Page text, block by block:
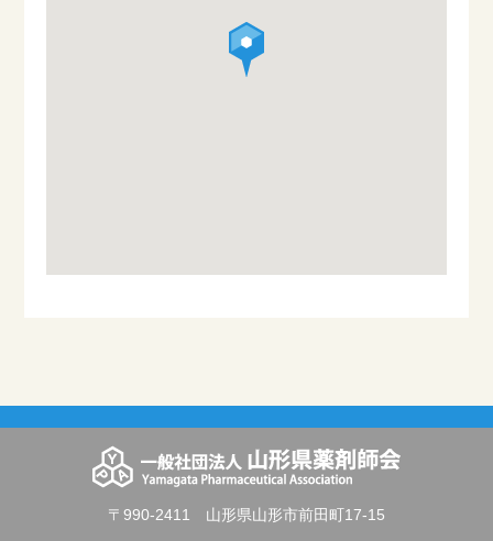
〒990-2411 山形県山形市前田町17-15